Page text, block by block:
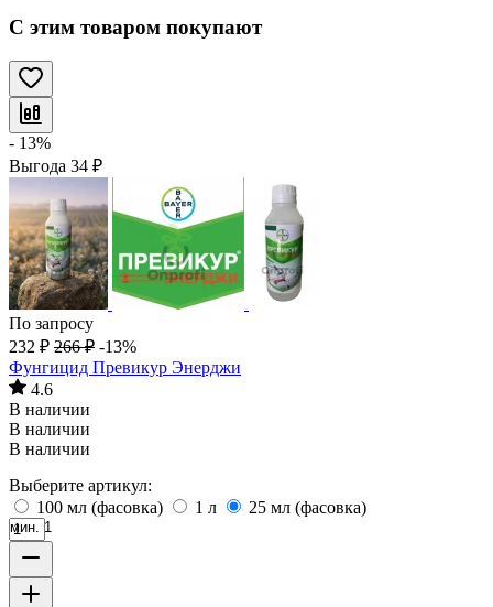
С этим товаром покупают
- 13%
Выгода 34 ₽
По запросу
232 ₽ 266 ₽ -13%
Фунгицид Превикур Энерджи
4.6
В наличии
В наличии
В наличии
Выберите артикул:
100 мл (фасовка)
1 л 25 мл (фасовка)
мин. 1